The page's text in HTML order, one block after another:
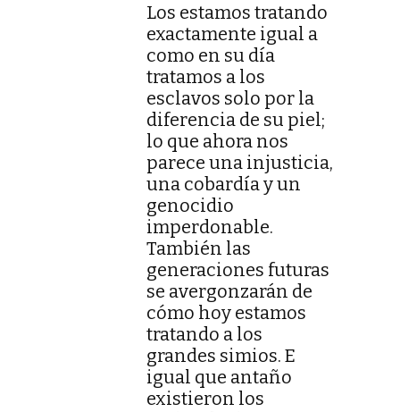
Los estamos tratando
exactamente igual a
como en su día
tratamos a los
esclavos solo por la
diferencia de su piel;
lo que ahora nos
parece una injusticia,
una cobardía y un
genocidio
imperdonable.
También las
generaciones futuras
se avergonzarán de
cómo hoy estamos
tratando a los
grandes simios. E
igual que antaño
existieron los